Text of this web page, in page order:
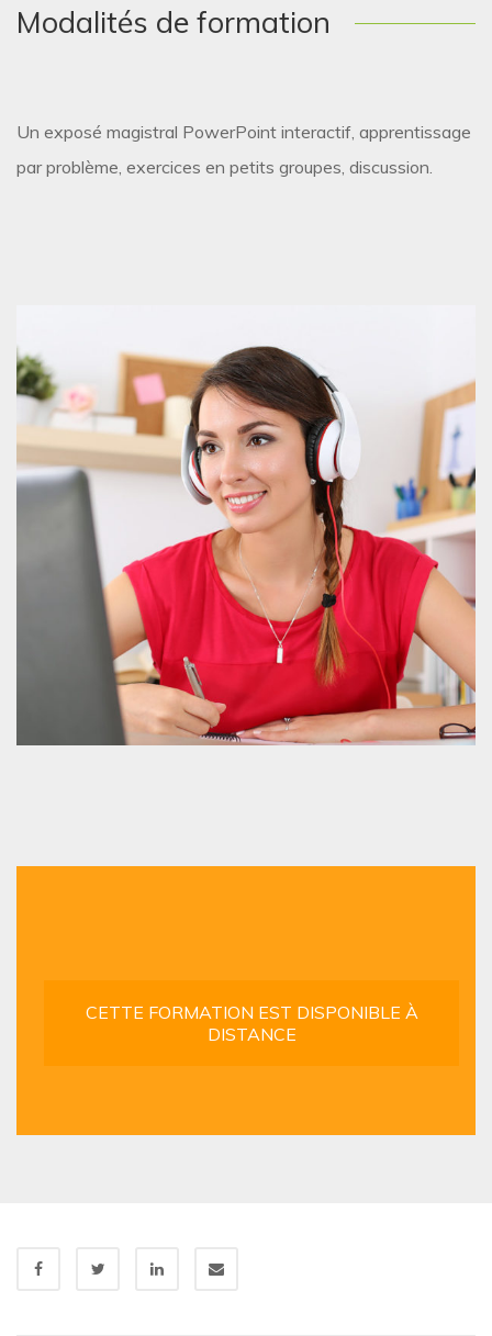
Modalités de formation
Un exposé magistral PowerPoint interactif, apprentissage
par problème, exercices en petits groupes, discussion.
CETTE FORMATION EST DISPONIBLE À
DISTANCE